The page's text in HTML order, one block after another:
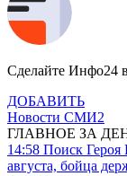
Сделайте Инфо24
ДОБАВИТЬ
Новости СМИ2
ГЛАВНОЕ ЗА
14:58 Поиск Героя
августа, бойца